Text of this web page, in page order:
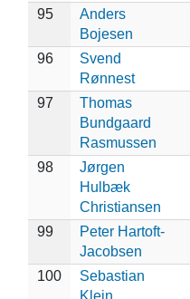
95
Anders
Bojesen
96
Svend
Rønnest
97
Thomas
Bundgaard
Rasmussen
98
Jørgen
Hulbæk
Christiansen
99
Peter Hartoft-
Jacobsen
100
Sebastian
Klein